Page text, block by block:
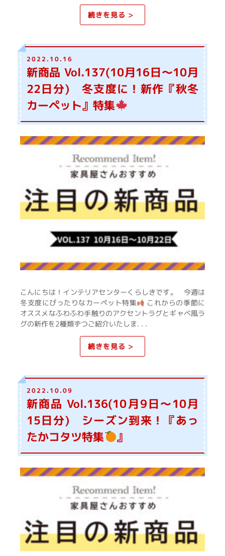
続きを見る >
2022.10.16
新商品 Vol.137(10月16日～10月
22日分) 冬支度に！新作『秋冬
カーペット』特集
こんにちは！インテリアセンターくらしきです。 今週は
冬支度にぴったりなカーペット特集
これからの季節に
オススメなふわふわ手触りのアクセントラグとギャベ風ラ
グの新作を2種類ずつご紹介いたしま. . .
続きを見る >
2022.10.09
新商品 Vol.136(10月9日～10月
15日分) シーズン到来！『あっ
たかコタツ特集
』